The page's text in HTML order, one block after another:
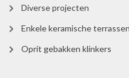
Diverse projecten
Enkele keramische terrassen
Oprit gebakken klinkers